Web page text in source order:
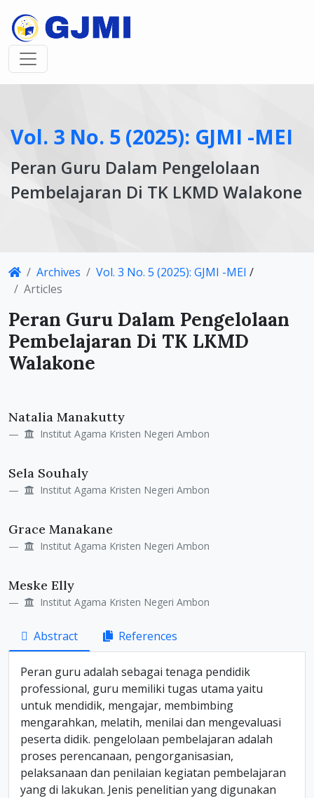
Vol. 3 No. 5 (2025): GJMI -MEI
Peran Guru Dalam Pengelolaan
Pembelajaran Di TK LKMD Walakone
DetailsArchives Vol. 3 No. 5 (2025): GJMI -MEI /
Articles
Peran Guru Dalam Pengelolaan
Pembelajaran Di TK LKMD
Walakone
Article
Content
Natalia Manakutty
Institut Agama Kristen Negeri Ambon
Sela Souhaly
Institut Agama Kristen Negeri Ambon
Grace Manakane
Institut Agama Kristen Negeri Ambon
Meske Elly
Institut Agama Kristen Negeri Ambon
Abstract References
Peran guru adalah sebagai tenaga pendidik
professional, guru memiliki tugas utama yaitu
untuk mendidik, mengajar, membimbing
mengarahkan, melatih, menilai dan mengevaluasi
peserta didik. pengelolaan pembelajaran adalah
proses perencanaan, pengorganisasian,
pelaksanaan dan penilaian kegiatan pembelajaran
yang di lakukan. Jenis penelitian yang digunakan